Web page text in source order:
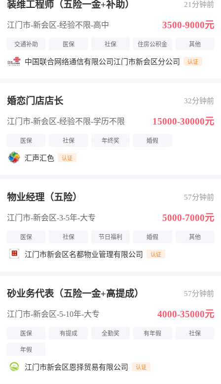
装维工程师（五险一金+补助） 21分钟前
江门市-新会区-经验不限-高中 3500-9000元
交通补助 医保 社保 住房公积金 其他
中国联合网络通信有限公司江门市新会区分公司 认证
婚恋门店店长 32分钟前
江门市-新会区-经验不限-学历不限 15000-30000元
医保 社保 年终奖 婚假
汇声汇色 认证
物业经理（五险） 57分钟前
江门市-新会区-3-5年-大专 5000-7000元
医保 社保 节日福利 婚假 其他
江门市新会区名都物业管理有限公司 认证
砂业务代表（五险一金+高提成） 57分钟前
江门市-新会区-5-10年-大专 4000-35000元
医保 有提成 全勤奖 有年假 社保
年假
江门市新会区恩择贸易有限公司 认证